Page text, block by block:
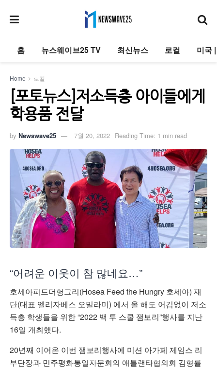
홈 뉴스웨이브25 TV 최신뉴스 로컬 미국
Home 로컬
[포토뉴스]저소득층 아이들에게
학용품 전달
by Newswave25 7월 20, 2022 Reading Time: 1 min read
“어려운 이웃이 참 많네요…”
호세아피드더헝그리(Hosea Feed the Hungry 호세아) 재
단(대표 엘리자베스 오밀라미) 에서 올 해도 어김없이 저소
득층 학생들을 위한 “2022 백 투 스쿨 잼보리”행사를 지난
16일 개최했다.
20년째 이어온 이번 잼보리행사에 미션 아가페 제임스 리
부단장과 민주평화통일자문회의 애틀랜타협의회 김형률